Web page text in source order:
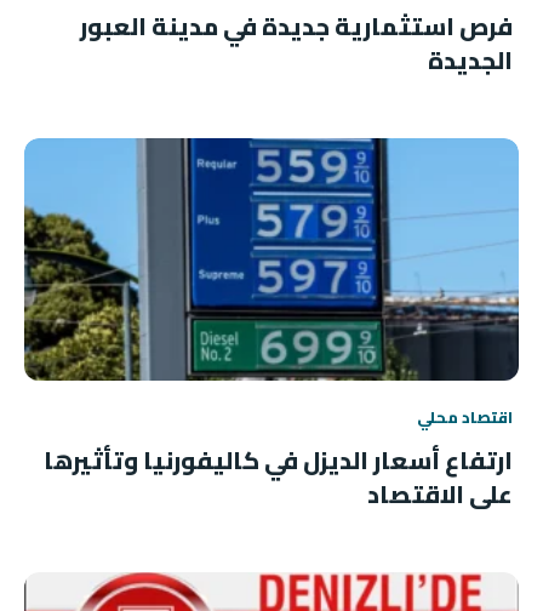
فرص استثمارية جديدة في مدينة العبور
الجديدة
اقتصاد محلي
ارتفاع أسعار الديزل في كاليفورنيا وتأثيرها
على الاقتصاد